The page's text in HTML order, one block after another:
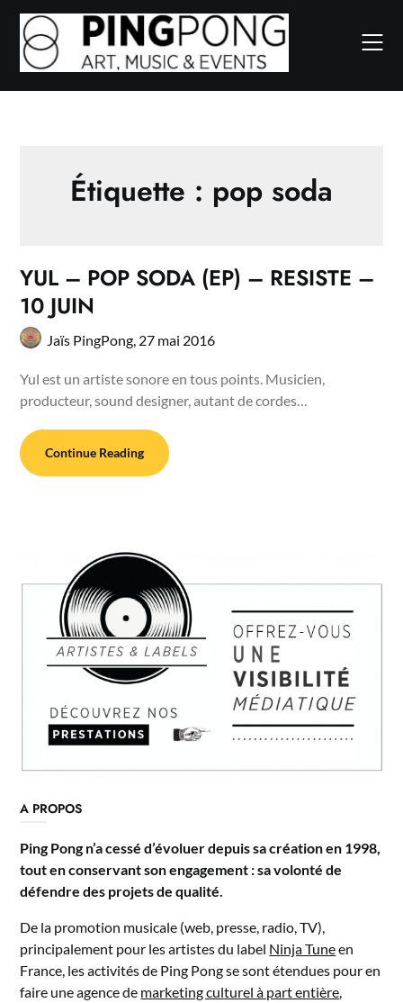
Skip
content
Étiquette : pop soda
YUL – POP SODA (EP) – RESISTE –
10 JUIN
Jaïs PingPong, 27 mai 2016
Yul est un artiste sonore en tous points. Musicien,
producteur, sound designer, autant de cordes…
Continue Reading
A PROPOS
Ping Pong n’a cessé d’évoluer depuis sa création en 1998,
tout en conservant son engagement : sa volonté de
défendre des projets de qualité.
De la promotion musicale (web, presse, radio, TV),
principalement pour les artistes du label Ninja Tuneen
France, les activités de Ping Pong se sont étendues pour en
faire une agence de marketing culturel à part entière